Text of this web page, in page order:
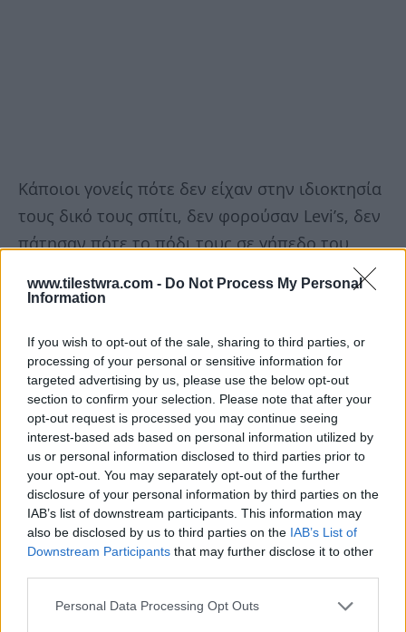
www.tilestwra.com - Do Not Process My Personal
Information
If you wish to opt-out of the sale, sharing to third parties, or
processing of your personal or sensitive information for
targeted advertising by us, please use the below opt-out
section to confirm your selection. Please note that after your
opt-out request is processed you may continue seeing
interest-based ads based on personal information utilized by
us or personal information disclosed to third parties prior to
your opt-out. You may separately opt-out of the further
disclosure of your personal information by third parties on the
IAB’s list of downstream participants. This information may
also be disclosed by us to third parties on the IAB’s List of
Downstream Participants that may further disclose it to other
Personal Data Processing Opt Outs
Κάποιοι γονείς πότε δεν είχαν στην ιδιοκτησία
τους δικό τους σπίτι, δεν φορούσαν Levi’s, δεν
πάτησαν πότε το πόδι τους σε γήπεδο του
γκολφ, δεν ταξίδεψαν στο εξωτερικό και δεν
είχαν πιστωτικές κάρτες.